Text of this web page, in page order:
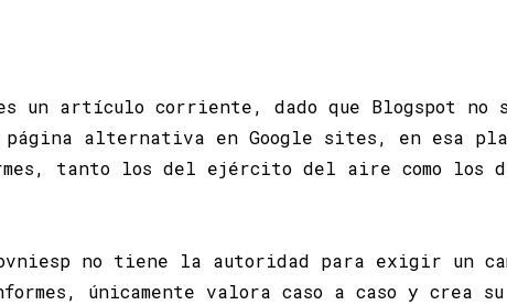
un artículo corriente, dado que Blogspot no
alternativa en Google sites, en esa
tanto los del ejército del aire como los
no tiene la autoridad para exigir un
únicamente valora caso a caso y crea